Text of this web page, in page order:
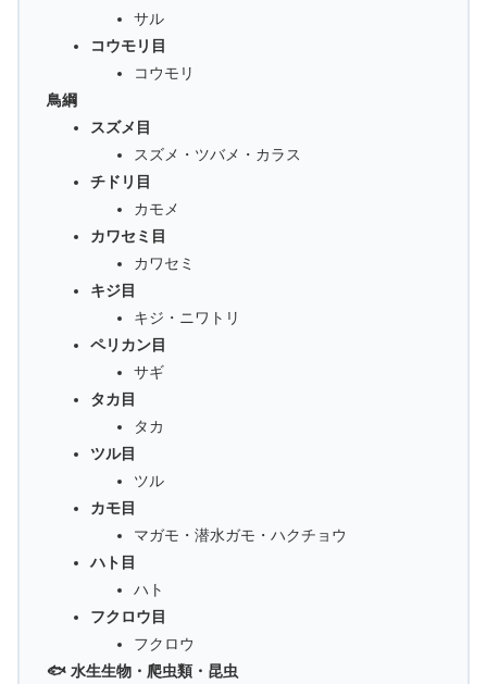
サル
コウモリ目
コウモリ
鳥綱
スズメ目
スズメ・ツバメ・カラス
チドリ目
カモメ
カワセミ目
カワセミ
キジ目
キジ・ニワトリ
ペリカン目
サギ
タカ目
タカ
ツル目
ツル
カモ目
マガモ・潜水ガモ・ハクチョウ
ハト目
ハト
フクロウ目
フクロウ
🐟 水生生物・爬虫類・昆虫